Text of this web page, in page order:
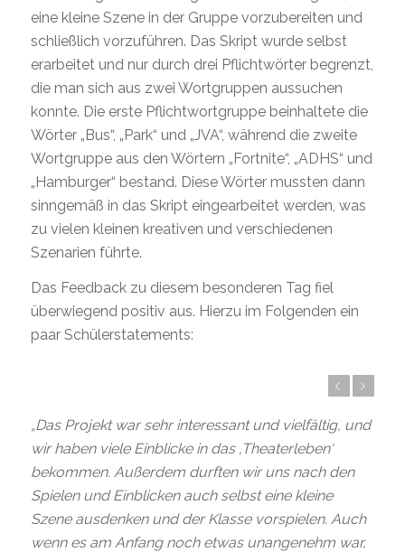
eine kleine Szene in der Gruppe vorzubereiten und
schließlich vorzuführen. Das Skript wurde selbst
erarbeitet und nur durch drei Pflichtwörter begrenzt,
die man sich aus zwei Wortgruppen aussuchen
konnte. Die erste Pflichtwortgruppe beinhaltete die
Wörter „Bus“, „Park“ und „JVA“, während die zweite
Wortgruppe aus den Wörtern „Fortnite“, „ADHS“ und
„Hamburger“ bestand. Diese Wörter mussten dann
sinngemäß in das Skript eingearbeitet werden, was
zu vielen kleinen kreativen und verschiedenen
Szenarien führte.
Das Feedback zu diesem besonderen Tag fiel
überwiegend positiv aus. Hierzu im Folgenden ein
paar Schülerstatements:
„Das Projekt war sehr interessant und vielfältig, und
wir haben viele Einblicke in das ‚Theaterleben‘
bekommen. Außerdem durften wir uns nach den
Spielen und Einblicken auch selbst eine kleine
Szene ausdenken und der Klasse vorspielen. Auch
wenn es am Anfang noch etwas unangenehm war,